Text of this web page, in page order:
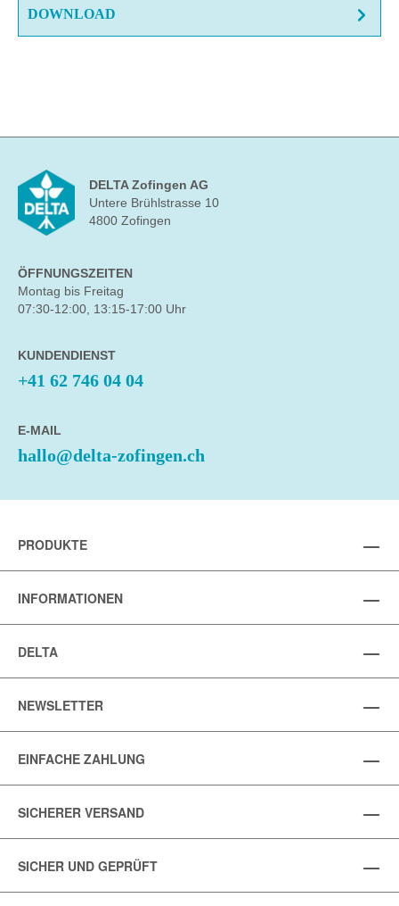
DOWNLOAD
DELTA Zofingen AG
Untere Brühlstrasse 10
4800 Zofingen
ÖFFNUNGSZEITEN
Montag bis Freitag
07:30-12:00, 13:15-17:00 Uhr
KUNDENDIENST
+41 62 746 04 04
E-MAIL
hallo@delta-zofingen.ch
PRODUKTE
INFORMATIONEN
DELTA
NEWSLETTER
EINFACHE ZAHLUNG
SICHERER VERSAND
SICHER UND GEPRÜFT